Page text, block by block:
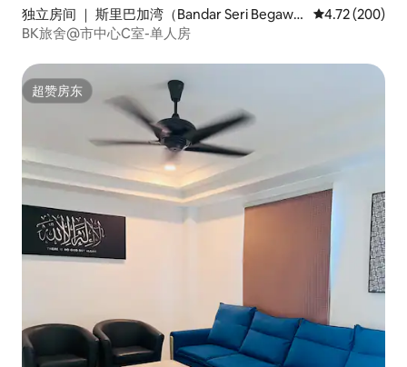
独立房间 ｜ 斯里巴加湾（Bandar Seri Begawa
n）
平均评分 4.72
4.72 (200)
BK旅舍@市中心C室-单人房
超赞房东
超赞房东